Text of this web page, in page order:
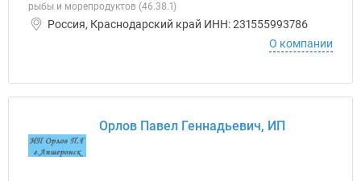
рыбы и морепродуктов (46.38.1)
Россия, Краснодарский край ИНН: 231555993786
О компании
Орлов Павел Геннадьевич, ИП